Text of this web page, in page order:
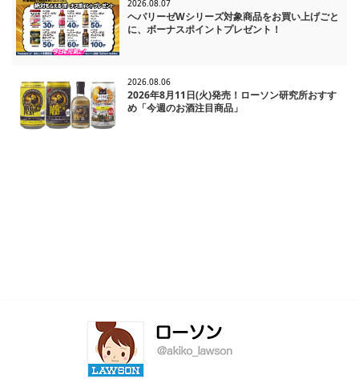
2026.08.07
ヘパリーゼWシリーズ対象商品をお買い上げごと
に、ボーナスポイントプレゼント！
2026.08.06
2026年8月11日(火)発売！ローソン研究所おすす
め「今週のお酒注目商品」